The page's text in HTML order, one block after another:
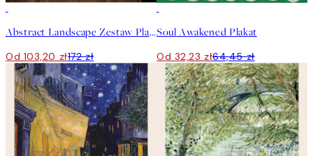
Abstract Landscape Zestaw Plakatów
Od 103,20 zł172 zł
Soul Awakened Plakat
Od 32,23 zł64,45 zł